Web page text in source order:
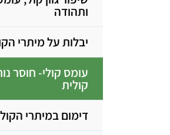
ותהודה
יבלות על מיתרי
עומס קולי- חוסר
קולית
דימום במיתרי הקול